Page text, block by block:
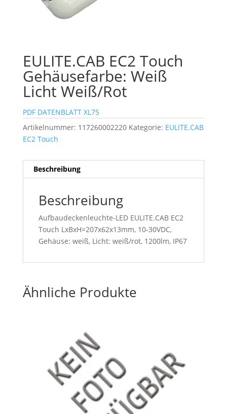
EULITE.CAB EC2 Touch
Gehäusefarbe: Weiß
Licht Weiß/Rot
PDF DATENBLATT XL75
Artikelnummer: 117260002220 Kategorie: EULITE.CAB
EC2 Touch
Beschreibung
Beschreibung
Aufbaudeckenleuchte-LED EULITE.CAB EC2
Touch LxBxH=207x62x13mm, 10-30VDC,
Gehäuse: weiß, Licht: weiß/rot, 1200lm, IP67
Ähnliche Produkte